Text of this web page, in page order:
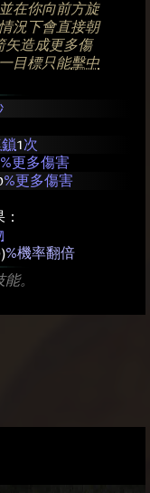
在你向前方旋
況下會直接朝
矢造成更多傷
目標只能擊中
1次
%更多傷害
%更多傷害
%機率翻倍
。